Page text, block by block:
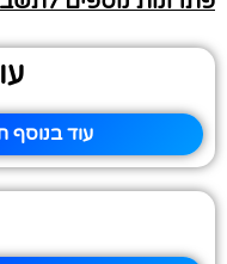
עוד בנוסף